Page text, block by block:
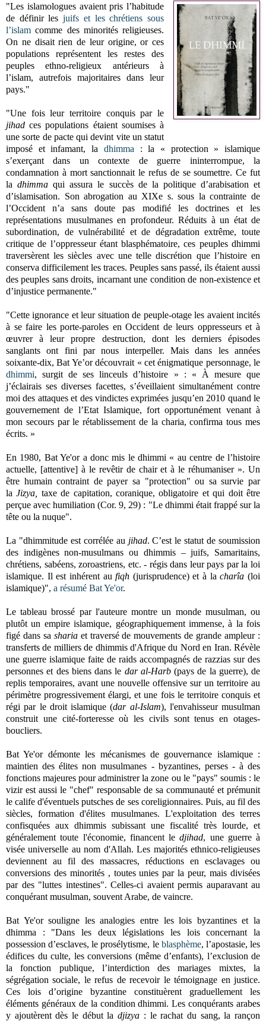
"Les islamologues avaient pris l’habitude
de définir lesjuifs et les chrétiens sous
l’islam comme des minorités religieuses.
On ne disait rien de leur origine, or ces
populations représentent les restes des
peuples ethno-religieux antérieurs à
l’islam, autrefois majoritaires dans leur
pays."
"Une fois leur territoire conquis par le
jihadces populations étaient soumises à
une sorte de pacte qui devint vite un statut
imposé et infamant, la dhimma : la « protection » islamique
s’exerçant dans un contexte de guerre ininterrompue, la
condamnation à mort sanctionnait le refus de se soumettre. Ce fut
ladhimmaqui assura le succès de la politique d’arabisation et
d’islamisation. Son abrogation au XIXe s. sous la contrainte de
l’Occident n’a sans doute pas modifié les doctrines et les
représentations musulmanes en profondeur. Réduits à un état de
subordination, de vulnérabilité et de dégradation extrême, toute
critique de l’oppresseur étant blasphématoire, ces peuples dhimmi
traversèrent les siècles avec une telle discrétion que l’histoire en
conserva difficilement les traces. Peuples sans passé, ils étaient aussi
des peuples sans droits, incarnant une condition de non-existence et
d’injustice permanente."
"Cette ignorance et leur situation de peuple-otage les avaient incités
à se faire les porte-paroles en Occident de leurs oppresseurs et à
œuvrer à leur propre destruction, dont les derniers épisodes
sanglants ont fini par nous interpeller. Mais dans les années
soixante-dix, Bat Ye’or découvrait « cet énigmatique personnage, le
dhimmi, surgit de ses linceuls d’histoire » : « À mesure que
j’éclairais ses diverses facettes, s’éveillaient simultanément contre
moi des attaques et des vindictes exprimées jusqu’en 2010 quand le
gouvernement de l’Etat Islamique, fort opportunément venant à
mon secours par le rétablissement de la charia, confirma tous mes
écrits. »
En 1980, Bat Ye'or a donc mis le dhimmi « au centre de l’histoire
actuelle, [attentive] à le revêtir de chair et à le réhumaniser ». Un
être humain contraint de payer sa "protection" ou sa survie par
laJizya,
taxe de capitation, coranique, obligatoire et qui doit être
perçue avec humiliation (Cor. 9, 29) : "Le dhimmi était frappé sur la
tête ou la nuque".
La "dhimmitude est corrélée au jihad. C’est le statut de soumission
des indigènes non-musulmans ou dhimmis – juifs, Samaritains,
chrétiens, sabéens, zoroastriens, etc. - régis dans leur pays par la loi
islamique. Il est inhérent aufiqh (jurisprudence) et à lacharîa(loi
islamique)", a résumé Bat Ye'or.
Le tableau brossé par l'auteure montre un monde musulman, ou
plutôt un empire islamique, géographiquement immense, à la fois
figé dans sa shariaet traversé de mouvements de grande ampleur :
transferts de milliers de dhimmis d'Afrique du Nord en Iran. Révèle
une guerre islamique faite de raids accompagnés de razzias sur des
personnes et des biens dans le dar al-Harb(pays de la guerre), de
replis temporaires, avant une nouvelle offensive sur un territoire au
périmètre progressivement élargi, et une fois le territoire conquis et
régi par le droit islamique (dar al-Islam), l'envahisseur musulman
construit une cité-forteresse où les civils sont tenus en otages-
boucliers.
Bat Ye'or démonte les mécanismes de gouvernance islamique :
maintien des élites non musulmanes - byzantines, perses - à des
fonctions majeures pour administrer la zone ou le "pays" soumis : le
vizir est aussi le "chef" responsable de sa communauté et prémunit
le calife d'éventuels putsches de ses coreligionnaires. Puis, au fil des
siècles, formation d'élites musulmanes. L'exploitation des terres
confisquées aux dhimmis subissant une fiscalité très lourde, et
généralement toute l'économie, financent ledjihad, une guerre à
visée universelle au nom d'Allah. Les majorités ethnico-religieuses
deviennent au fil des massacres, réductions en esclavages ou
conversions des minorités , toutes unies par la peur, mais divisées
par des "luttes intestines". Celles-ci avaient permis auparavant au
conquérant musulman, souvent Arabe, de vaincre.
Bat Ye'or souligne les analogies entre les lois byzantines et la
dhimma : "Dans les deux législations les lois concernant la
possession d’esclaves, le prosélytisme, le blasphème, l’apostasie, les
édifices du culte, les conversions (même d’enfants), l’exclusion de
la fonction publique, l’interdiction des mariages mixtes, la
ségrégation sociale, le refus de recevoir le témoignage en justice.
Ces lois d’origine byzantine constituèrent graduellement les
éléments généraux de la condition dhimmi. Les conquérants arabes
y ajoutèrent dès le début ladjizya : le rachat du sang, la rançon